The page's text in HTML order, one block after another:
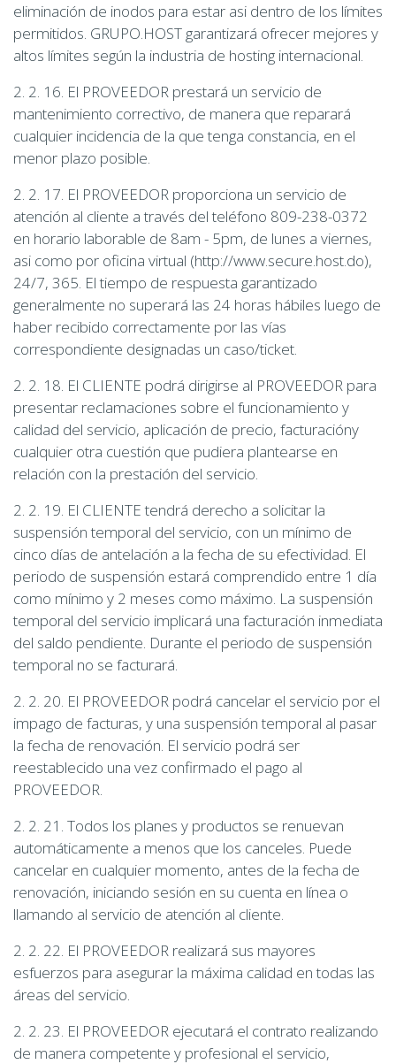
eliminación de inodos para estar asi dentro de los límites
permitidos. GRUPO.HOST garantizará ofrecer mejores y
altos límites según la industria de hosting internacional.
2. 2. 16. El PROVEEDOR prestará un servicio de
mantenimiento correctivo, de manera que reparará
cualquier incidencia de la que tenga constancia, en el
menor plazo posible.
2. 2. 17. El PROVEEDOR proporciona un servicio de
atención al cliente a través del teléfono 809-238-0372
en horario laborable de 8am - 5pm, de lunes a viernes,
asi como por oficina virtual (http://www.secure.host.do),
24/7, 365. El tiempo de respuesta garantizado
generalmente no superará las 24 horas hábiles luego de
haber recibido correctamente por las vías
correspondiente designadas un caso/ticket.
2. 2. 18. El CLIENTE podrá dirigirse al PROVEEDOR para
presentar reclamaciones sobre el funcionamiento y
calidad del servicio, aplicación de precio, facturacióny
cualquier otra cuestión que pudiera plantearse en
relación con la prestación del servicio.
2. 2. 19. El CLIENTE tendrá derecho a solicitar la
suspensión temporal del servicio, con un mínimo de
cinco días de antelación a la fecha de su efectividad. El
periodo de suspensión estará comprendido entre 1 día
como mínimo y 2 meses como máximo. La suspensión
temporal del servicio implicará una facturación inmediata
del saldo pendiente. Durante el periodo de suspensión
temporal no se facturará.
2. 2. 20. El PROVEEDOR podrá cancelar el servicio por el
impago de facturas, y una suspensión temporal al pasar
la fecha de renovación. El servicio podrá ser
reestablecido una vez confirmado el pago al
PROVEEDOR.
2. 2. 21. Todos los planes y productos se renuevan
automáticamente a menos que los canceles. Puede
cancelar en cualquier momento, antes de la fecha de
renovación, iniciando sesión en su cuenta en línea o
llamando al servicio de atención al cliente.
2. 2. 22. El PROVEEDOR realizará sus mayores
esfuerzos para asegurar la máxima calidad en todas las
áreas del servicio.
2. 2. 23. El PROVEEDOR ejecutará el contrato realizando
de manera competente y profesional el servicio,